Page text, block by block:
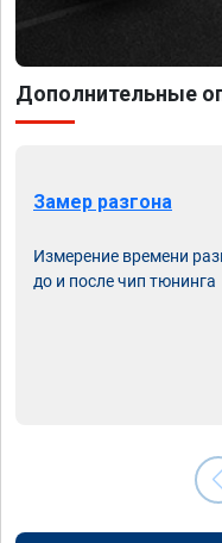
Дополнительные
Замер разгона
Измерение времени
до и после чип тюнинга